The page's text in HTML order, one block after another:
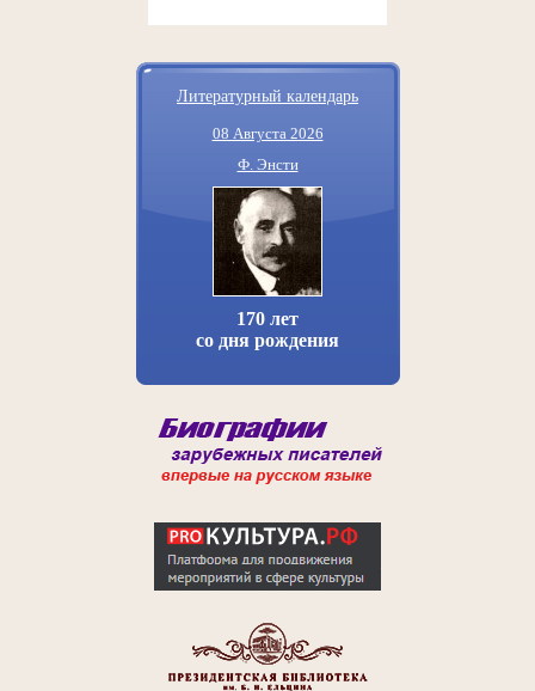
Литературный календарь
08 Августа 2026
Ф. Энсти
170 лет
со дня рождения